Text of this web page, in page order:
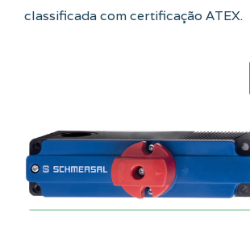
classificada com certificação ATEX.